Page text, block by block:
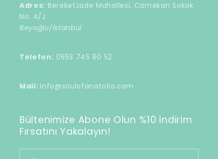
Adres: Bereketzade Mahallesi, Camekan Sokak
No: 4/J
Beyoğlu/İstanbul
Telefon: 0553 745 80 52
Mail: info@soulofanatolia.com
Bültenimize Abone Olun %10 İndirim
Fırsatını Yakalayın!